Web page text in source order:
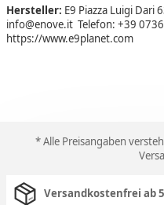
Hersteller: E9 Piazza Luigi Dari
info@enove.it Telefon: +39
https://www.e9planet.com
* Alle Preisangaben
Versandkostenfrei ab